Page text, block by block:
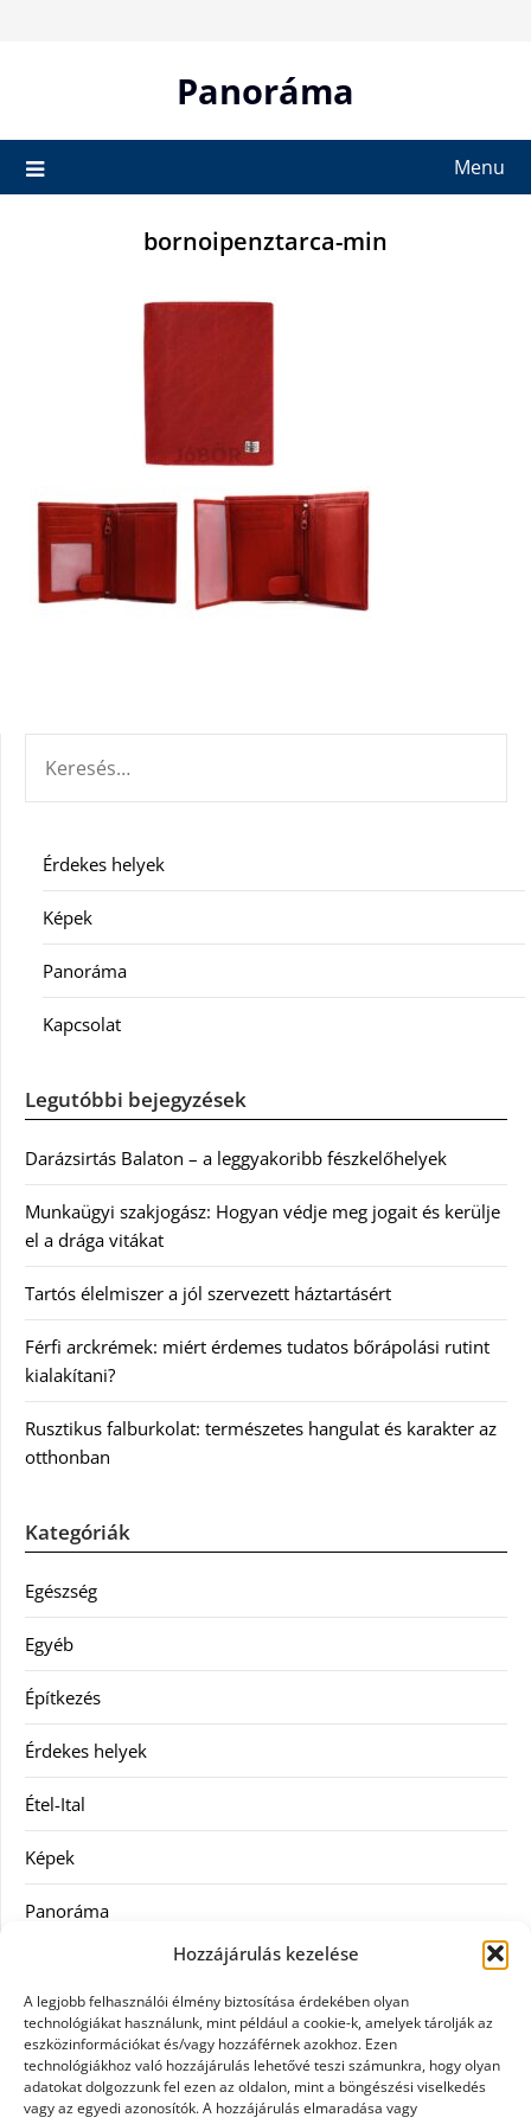
Hozzájárulás kezelése
A legjobb felhasználói élmény biztosítása érdekében olyan
technológiákat használunk, mint például a cookie-k, amelyek tárolják az
eszközinformációkat és/vagy hozzáférnek azokhoz. Ezen
technológiákhoz való hozzájárulás lehetővé teszi számunkra, hogy olyan
adatokat dolgozzunk fel ezen az oldalon, mint a böngészési viselkedés
vagy az egyedi azonosítók. A hozzájárulás elmaradása vagy
Panoráma
Menu
bornoipenztarca-min
Érdekes helyek
Képek
Panoráma
Kapcsolat
Legutóbbi bejegyzések
Darázsirtás Balaton – a leggyakoribb fészkelőhelyek
Munkaügyi szakjogász: Hogyan védje meg jogait és kerülje
el a drága vitákat
Tartós élelmiszer a jól szervezett háztartásért
Férfi arckrémek: miért érdemes tudatos bőrápolási rutint
kialakítani?
Rusztikus falburkolat: természetes hangulat és karakter az
otthonban
Kategóriák
Egészség
Egyéb
Építkezés
Érdekes helyek
Étel-Ital
Képek
Panoráma
Szolgáltatás
Vásárlás